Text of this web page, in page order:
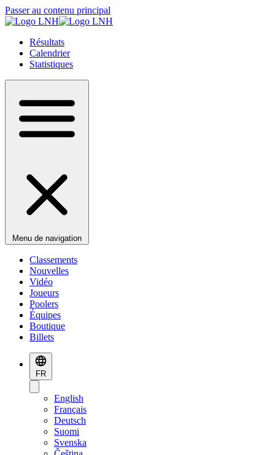
Passer au contenu principal
Résultats
Calendrier
Statistiques
Menu de navigation
Classements
Nouvelles
Vidéo
Joueurs
Poolers
Équipes
Boutique
Billets
FR
English
Français
Deutsch
Suomi
Svenska